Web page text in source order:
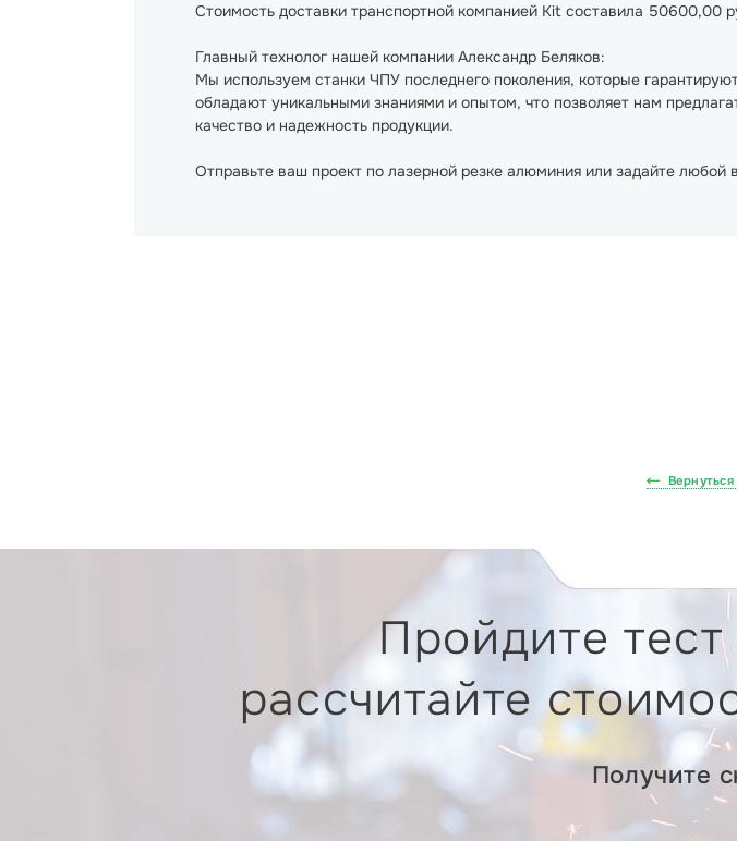
Стоимость доставки транспортной компанией Kit составила 50600,00
Главный технолог нашей компании Александр Беляков:
Мы используем станки ЧПУ последнего поколения, которые
обладают уникальными знаниями и опытом, что позволяет нам
качество и надежность продукции.
Отправьте ваш проект по лазерной резке алюминия или задайте
Пройдите
рассчитайте
Получите